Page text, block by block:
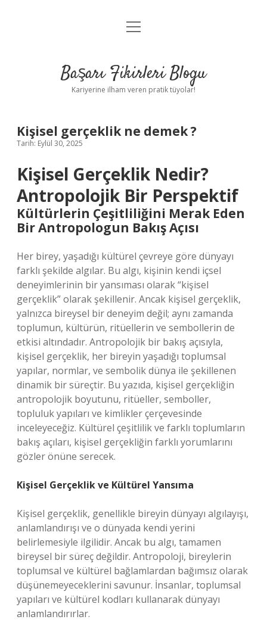
Anasayfa
Yasal Uyarı
menüyü
Başarı Fikirleri Blogu
Kariyerine ilham veren pratik tüyolar!
Kişisel gerçeklik ne demek ?
Tarih: Eylül 30, 2025
Kişisel Gerçeklik Nedir?
Antropolojik Bir Perspektif
Kültürlerin Çeşitliliğini Merak Eden
Bir Antropologun Bakış Açısı
Her birey, yaşadığı kültürel çevreye göre dünyayı
farklı şekilde algılar. Bu algı, kişinin kendi içsel
deneyimlerinin bir yansıması olarak “kişisel
gerçeklik” olarak şekillenir. Ancak kişisel gerçeklik,
yalnızca bireysel bir deneyim değil; aynı zamanda
toplumun, kültürün, ritüellerin ve sembollerin de
etkisi altındadır. Antropolojik bir bakış açısıyla,
kişisel gerçeklik, her bireyin yaşadığı toplumsal
yapılar, normlar, ve sembolik dünya ile şekillenen
dinamik bir süreçtir. Bu yazıda, kişisel gerçekliğin
antropolojik boyutunu, ritüeller, semboller,
topluluk yapıları ve kimlikler çerçevesinde
inceleyeceğiz. Kültürel çeşitlilik ve farklı toplumların
bakış açıları, kişisel gerçekliğin farklı yorumlarını
gözler önüne serecek.
Kişisel Gerçeklik ve Kültürel Yansıma
Kişisel gerçeklik, genellikle bireyin dünyayı algılayışı,
anlamlandırışı ve o dünyada kendi yerini
belirlemesiyle ilgilidir. Ancak bu algı, tamamen
bireysel bir süreç değildir. Antropoloji, bireylerin
toplumsal ve kültürel bağlamlardan bağımsız olarak
düşünemeyeceklerini savunur. İnsanlar, toplumsal
yapıları ve kültürel kodları kullanarak dünyayı
anlamlandırırlar.